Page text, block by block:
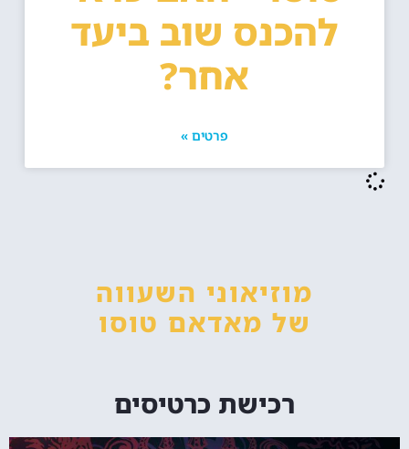
להכנס שוב ביעד
אחר?
פרטים »
מוזיאוני השעווה
של מאדאם טוסו
רכישת כרטיסים